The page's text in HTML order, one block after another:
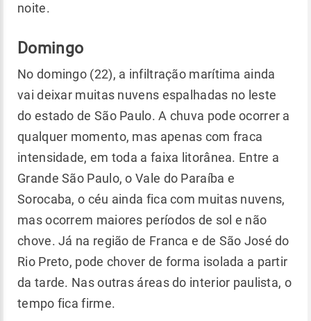
noite.
Domingo
No domingo (22), a infiltração marítima ainda
vai deixar muitas nuvens espalhadas no leste
do estado de São Paulo. A chuva pode ocorrer a
qualquer momento, mas apenas com fraca
intensidade, em toda a faixa litorânea. Entre a
Grande São Paulo, o Vale do Paraíba e
Sorocaba, o céu ainda fica com muitas nuvens,
mas ocorrem maiores períodos de sol e não
chove. Já na região de Franca e de São José do
Rio Preto, pode chover de forma isolada a partir
da tarde. Nas outras áreas do interior paulista, o
tempo fica firme.